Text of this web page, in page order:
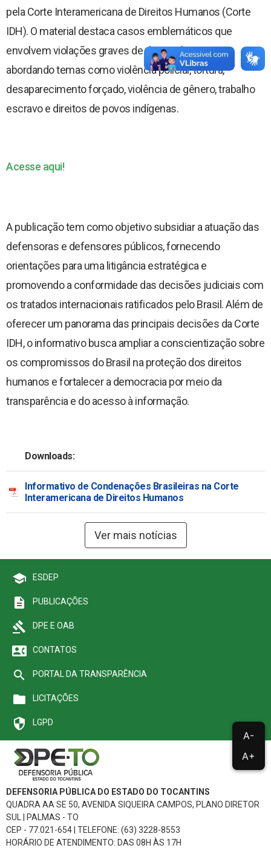
Revista Adsumus
Revista Arandu - Norteando Direitos
pela Corte Interamericana de Direitos Humanos (Corte
IDH). O material destaca casos emblemáticos que
envolvem violações graves de direitos humanos,
abordando temas como violência policial, tortura,
desaparecimento forçado, violência de gênero, trabalho
escravo e direitos de povos indígenas.
Acesse aqui!
A publicação tem como objetivo subsidiar a atuação das
defensoras e defensores públicos, fornecendo
orientações para uma litigância estratégica e
promovendo a conformidade das decisões judiciais com
os tratados internacionais ratificados pelo Brasil. Além de
oferecer um panorama das principais decisões da Corte
IDH, o informativo busca ampliar a conscientização sobre
os compromissos do Brasil na proteção dos direitos
humanos e fortalecer a democracia por meio da
transparência e do acesso à informação.
Downloads:
Informativo de Condenações Brasileiras na Corte
Interamericana de Direitos Humanos
Ver mais notícias
school ESDEP
description PUBLICAÇÕES
gavel DPE E OAB
contact_phone CONTATOS
search PORTAL DA TRANSPARÊNCIA
folder LICITAÇÕES
security LGPD
DEFENSORIA PÚBLICA DO ESTADO DO TOCANTINS
QUADRA AA SE 50, AVENIDA SIQUEIRA CAMPOS, PLANO DIRETOR
SUL | PALMAS - TO
CEP - 77.021-654 | TELEFONE: (63) 3228-8553
HORÁRIO DE ATENDIMENTO: DAS 08H ÀS 17H
A-
A+